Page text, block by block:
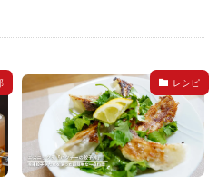
レシピ
ぎょうざ
夫婦
宮崎餃子
小籠包と飲みたい
担々麺
揚げ餃子
者 硬くなる
外食事業
鍋
鍋スープ